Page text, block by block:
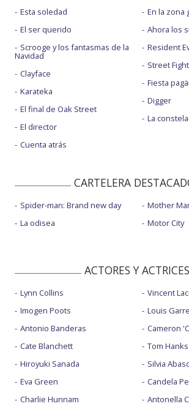
Esta soledad
El ser querido
Scrooge y los fantasmas de la
Navidad
Clayface
Karateka
El final de Oak Street
El director
Cuenta atrás
En la zona
Ahora los
Resident
Street
Fiesta
Digger
La
CARTELERA
Spider-man: Brand new day
La odisea
Mother
Motor City
ACTORES Y ACTRICES
Lynn Collins
Imogen Poots
Antonio Banderas
Cate Blanchett
Hiroyuki Sanada
Eva Green
Charlie Hunnam
Vincent
Louis
Cameron
Tom Hanks
Silvia
Candela
Antonella